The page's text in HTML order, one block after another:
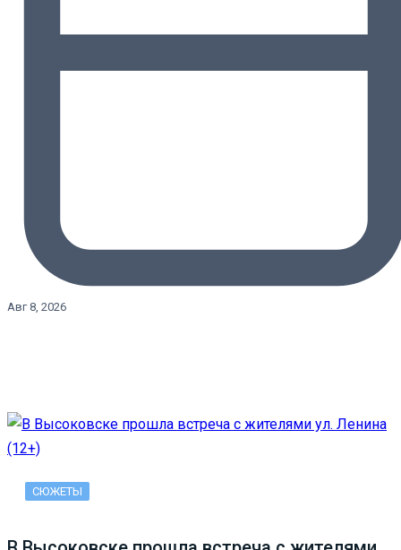
Авг 8, 2026
СЮЖЕТЫ